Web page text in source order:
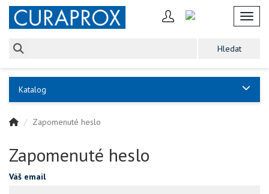
Katalog
Zapomenuté heslo
Zapomenuté heslo
Váš email